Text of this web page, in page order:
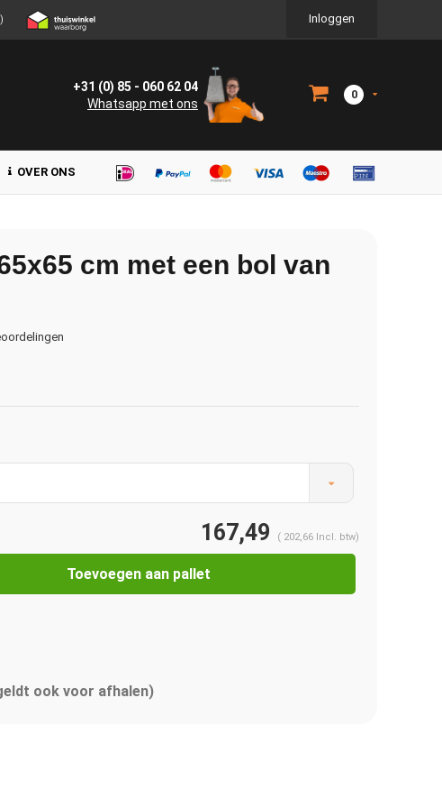
Inloggen
+31 (0) 85 - 060 62 04
Whatsapp met ons
0
OVER ONS
cm met een bol van
167,49 ( 202,66 Incl. btw)
Toevoegen aan pallet
ook voor afhalen)